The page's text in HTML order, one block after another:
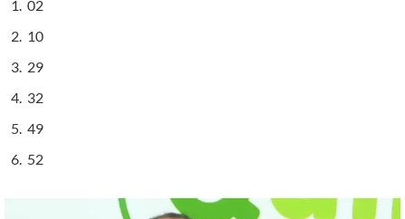
02
10
29
32
49
52